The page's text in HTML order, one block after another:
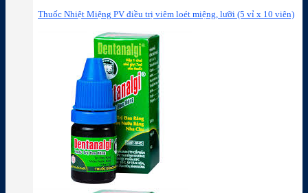
Thuốc Nhiệt Miệng PV điều trị viêm loét miệng, lưỡi (5 vỉ x 10 viên)